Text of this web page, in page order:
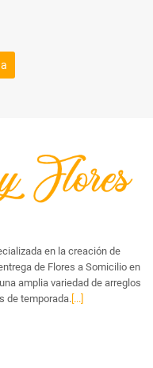
en la creación de
de Flores a Somicilio en
amplia variedad de arreglos
de temporada. [...]